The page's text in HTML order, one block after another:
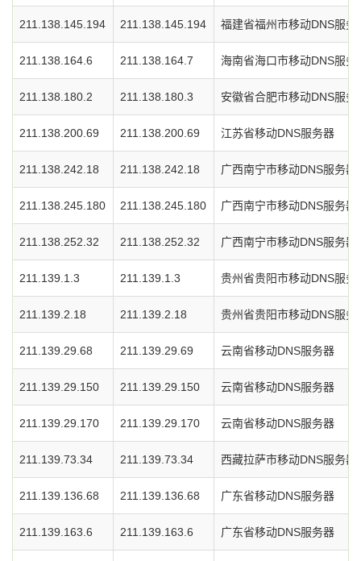
211.138.145.194 211.138.145.194 福建省福州市移动DNS服务
211.138.164.6 211.138.164.7 海南省海口市移动DNS服务
211.138.180.2 211.138.180.3 安徽省合肥市移动DNS服务
211.138.200.69 211.138.200.69 江苏省移动DNS服务器
211.138.242.18 211.138.242.18 广西南宁市移动DNS服务器
211.138.245.180 211.138.245.180 广西南宁市移动DNS服务器
211.138.252.32 211.138.252.32 广西南宁市移动DNS服务器
211.139.1.3 211.139.1.3 贵州省贵阳市移动DNS服务
211.139.2.18 211.139.2.18 贵州省贵阳市移动DNS服务
211.139.29.68 211.139.29.69 云南省移动DNS服务器
211.139.29.150 211.139.29.150 云南省移动DNS服务器
211.139.29.170 211.139.29.170 云南省移动DNS服务器
211.139.73.34 211.139.73.34 西藏拉萨市移动DNS服务器
211.139.136.68 211.139.136.68 广东省移动DNS服务器
211.139.163.6 211.139.163.6 广东省移动DNS服务器